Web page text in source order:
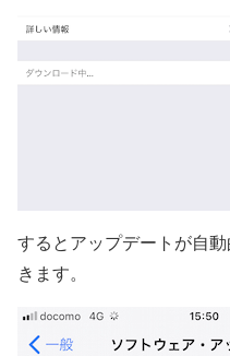
するとアップデートが自
きます。